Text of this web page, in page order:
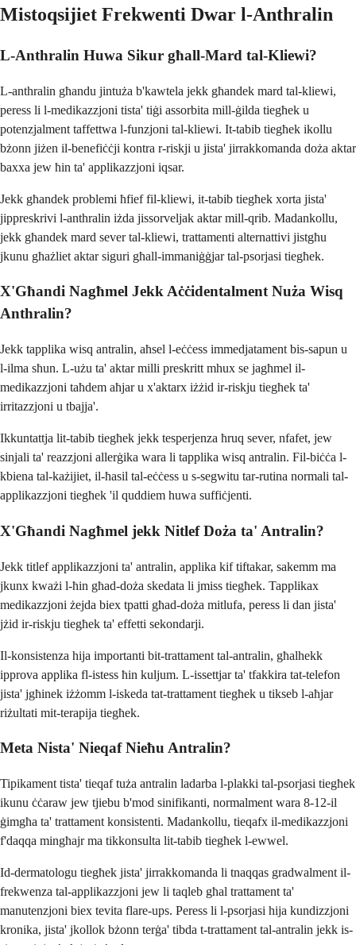
Mistoqsijiet Frekwenti Dwar l-Anthralin
L-Anthralin Huwa Sikur għall-Mard tal-Kliewi?
L-anthralin għandu jintuża b'kawtela jekk għandek mard tal-kliewi,
peress li l-medikazzjoni tista' tiġi assorbita mill-ġilda tiegħek u
potenzjalment taffettwa l-funzjoni tal-kliewi. It-tabib tiegħek ikollu
bżonn jiżen il-benefiċċji kontra r-riskji u jista' jirrakkomanda doża aktar
baxxa jew ħin ta' applikazzjoni iqsar.
Jekk għandek problemi ħfief fil-kliewi, it-tabib tiegħek xorta jista'
jippreskrivi l-anthralin iżda jissorveljak aktar mill-qrib. Madankollu,
jekk għandek mard sever tal-kliewi, trattamenti alternattivi jistgħu
jkunu għażliet aktar siguri għall-immaniġġjar tal-psorjasi tiegħek.
X'Għandi Nagħmel Jekk Aċċidentalment Nuża Wisq
Anthralin?
Jekk tapplika wisq antralin, aħsel l-eċċess immedjatament bis-sapun u
l-ilma sħun. L-użu ta' aktar milli preskritt mhux se jagħmel il-
medikazzjoni taħdem aħjar u x'aktarx iżżid ir-riskju tiegħek ta'
irritazzjoni u tbajja'.
Ikkuntattja lit-tabib tiegħek jekk tesperjenza ħruq sever, nfafet, jew
sinjali ta' reazzjoni allerġika wara li tapplika wisq antralin. Fil-biċċa l-
kbiena tal-każijiet, il-ħasil tal-eċċess u s-segwitu tar-rutina normali tal-
applikazzjoni tiegħek 'il quddiem huwa suffiċjenti.
X'Għandi Nagħmel jekk Nitlef Doża ta' Antralin?
Jekk titlef applikazzjoni ta' antralin, applika kif tiftakar, sakemm ma
jkunx kważi l-ħin għad-doża skedata li jmiss tiegħek. Tapplikax
medikazzjoni żejda biex tpatti għad-doża mitlufa, peress li dan jista'
jżid ir-riskju tiegħek ta' effetti sekondarji.
Il-konsistenza hija importanti bit-trattament tal-antralin, għalhekk
ipprova applika fl-istess ħin kuljum. L-issettjar ta' tfakkira tat-telefon
jista' jgħinek iżżomm l-iskeda tat-trattament tiegħek u tikseb l-aħjar
riżultati mit-terapija tiegħek.
Meta Nista' Nieqaf Nieħu Antralin?
Tipikament tista' tieqaf tuża antralin ladarba l-plakki tal-psorjasi tiegħek
ikunu ċċaraw jew tjiebu b'mod sinifikanti, normalment wara 8-12-il
ġimgħa ta' trattament konsistenti. Madankollu, tieqafx il-medikazzjoni
f'daqqa mingħajr ma tikkonsulta lit-tabib tiegħek l-ewwel.
Id-dermatologu tiegħek jista' jirrakkomanda li tnaqqas gradwalment il-
frekwenza tal-applikazzjoni jew li taqleb għal trattament ta'
manutenzjoni biex tevita flare-ups. Peress li l-psorjasi hija kundizzjoni
kronika, jista' jkollok bżonn terġa' tibda t-trattament tal-antralin jekk is-